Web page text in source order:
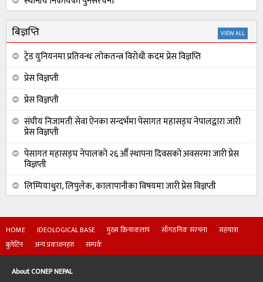
जनमुखी निजामती सेवाको आवश्यकता
बिज्ञप्ति VIEW ALL
ट्रेड युनियनमा प्रतिवन्धः लोकतन्त्र विरोधी कदम प्रेस विज्ञप्ति
प्रेस विज्ञप्ती
प्रेस विज्ञप्ती
संघीय निजामती सेवा ऐनका सन्दर्भमा पेसागत महासङ्घ नेपालद्वारा जारी
प्रेस विज्ञप्ती
पेसागत महासङ्घ नेपालको २६ औँ स्थापना दिवसको अवसरमा जारी प्रेस
विज्ञप्ती
लिम्पियाधुरा, लिपुलेक, कालापानीका विषयमा जारी प्रेस विज्ञप्ती
HOME IDEOLOGICAL BASE मुख्य क्रियाकलाप साँगठनिक संरचना
सहयात्रा
बुलेटिन
अन्य प्रकाशनहरु सम्पर्क
About CONEP NEPAL